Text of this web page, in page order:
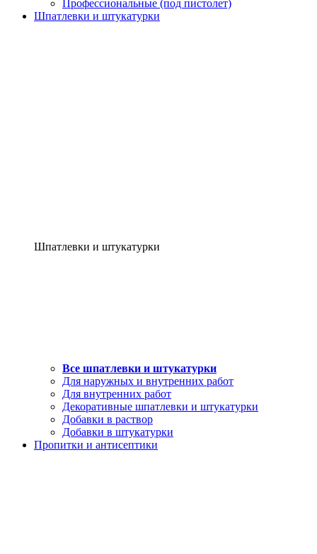
Профессиональные (под пистолет)
Шпатлевки и штукатурки
Шпатлевки и штукатурки
Все шпатлевки и штукатурки
Для наружных и внутренних работ
Для внутренних работ
Декоративные шпатлевки и штукатурки
Добавки в раствор
Добавки в штукатурки
Пропитки и антисептики